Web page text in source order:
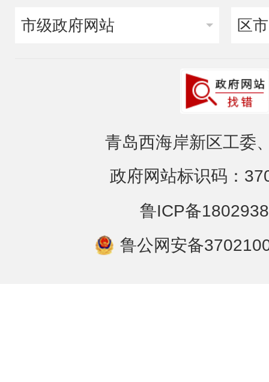
市级政府网站 区
青岛西海岸新区工委
政府网站标识码：
鲁ICP备
鲁公网安备